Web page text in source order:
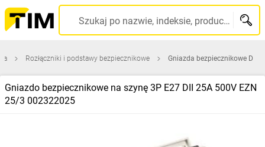
Szukaj po nazwie, indeksie, producencie, kodzie kreskowym...
Rozłączniki i podstawy bezpiecznikowe Gniazda bezpiecznikowe D
Gniazdo bezpiecznikowe na szynę 3P E27 DII 25A 500V EZN
25/3 002322025